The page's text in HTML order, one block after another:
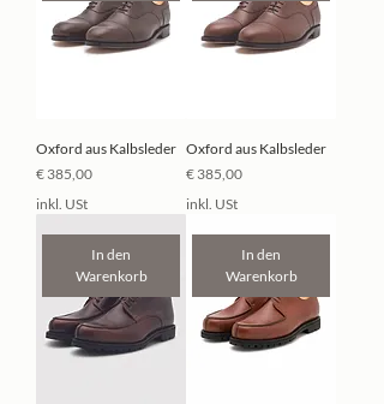
Oxford aus Kalbsleder
Preis
€ 385,00
inkl. USt
Oxford aus Kalbsleder
Preis
€ 385,00
inkl. USt
In den
Warenkorb
In den
Warenkorb